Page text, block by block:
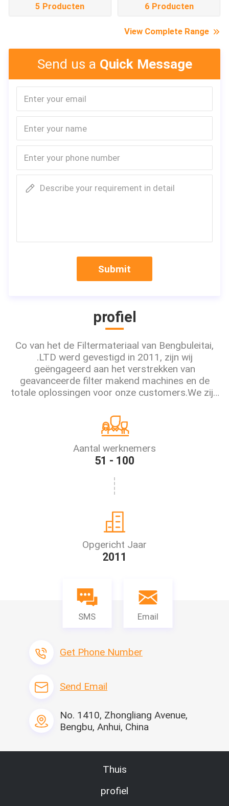
5 Producten 6 Producten
View Complete Range
Send us a Quick Message
Describe your requirement in detail
Submit
profiel
Co van het de Filtermateriaal van Bengbuleitai,
.LTD werd gevestigd in 2011, zijn wij
geëngageerd aan het verstrekken van
geavanceerde filter makend machines en de
totale oplossingen voor onze customers.We zijn
filtermateriaal, wijd in automobiele filters,
luchtreiniging...
Aantal werknemers
51 - 100
Opgericht Jaar
2011
SMS Email
Get Phone Number
Send Email
No. 1410, Zhongliang Avenue,
Bengbu, Anhui, China
Thuis
profiel